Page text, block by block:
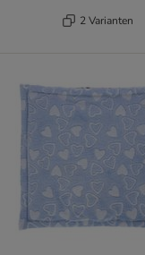
2 Varianten